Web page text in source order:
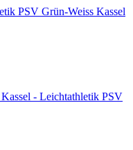
PSV Grün-Weiss Kassel
PSV